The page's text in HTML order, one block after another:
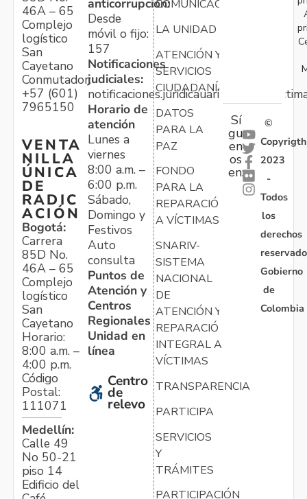
46A – 65
Complejo
logístico
San
Cayetano
Conmutador:
+57 (601)
7965150
VENTA
NILLA
ÚNICA
DE
RADIC
ACIÓN
Bogotá:
Carrera
85D No.
46A – 65
Complejo
logístico
San
Cayetano
Horario:
8:00 a.m. –
4:00 p.m.
Código
Postal:
111071
Medellín:
Calle 49
No 50-21
piso 14
Edificio del
Desde
móvil o fijo:
157
Notificaciones
judiciales:
Horario de
atención
Lunes a
viernes
8:00 a.m. –
6:00 p.m.
Sábado,
Domingo y
Festivos
Auto
consulta
Puntos de
Atención y
Centros
Regionales
Unidad en
línea
Centro
de
relevo
COMUNICACIONES
LA UNIDAD
ATENCIÓN Y
SERVICIOS
CIUDADANÍA
DATOS
PARA LA
PAZ
FONDO
PARA LA
REPARACIÓN
A VÍCTIMAS
SNARIV-
SISTEMA
NACIONAL
DE
ATENCIÓN Y
REPARACIÓN
INTEGRAL A
VÍCTIMAS
TRANSPARENCIA
PARTICIPA
SERVICIOS
Y
TRÁMITES
PARTICIPACIÓN
Sí
gu
en
os
en:
©
Copyrigth
2023
-
Todos
los
derechos
Gobierno
de
Colombia